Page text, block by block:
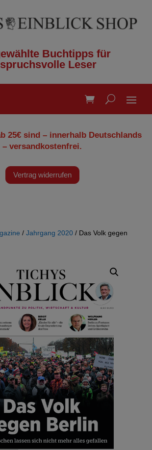
Buchtipps für
Leser
25€ sind – innerhalb Deutschlands
– versandkostenfrei.
Vertrag widerrufen
/ Jahrgang 2020/ Das Volk gegen